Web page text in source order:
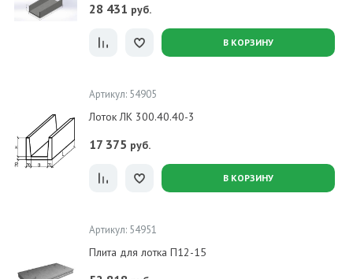
28 431 руб.
В КОРЗИНУ
Артикул: 54905
Лоток ЛК 300.40.40-3
17 375 руб.
В КОРЗИНУ
Артикул: 54951
Плита для лотка П12-15